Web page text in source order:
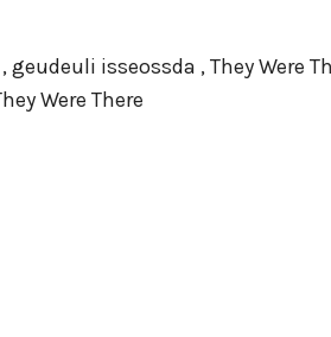
isseossda , They Were
Were There